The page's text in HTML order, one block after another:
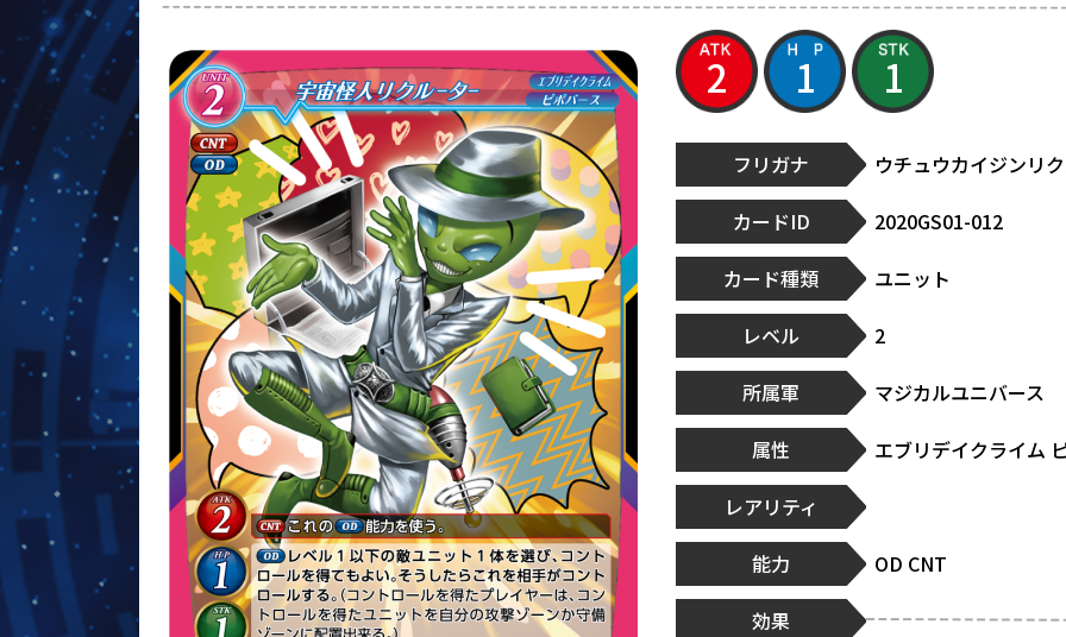
2 1 1
フリガナ
ウチュウカイジンリ
カードID
2020GS01-012
カード種類
ユニット
レベル
2
所属軍
マジカルユニバース
属性
エブリデイクライム
レアリティ
能力
OD CNT
効果